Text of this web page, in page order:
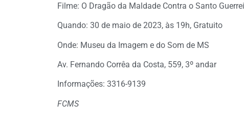
Filme: O Dragão da Maldade Contra o Santo
Quando: 30 de maio de 2023, às 19h, Gratuito
Onde: Museu da Imagem e do Som de MS
Av. Fernando Corrêa da Costa, 559, 3º andar
Informações: 3316-9139
FCMS